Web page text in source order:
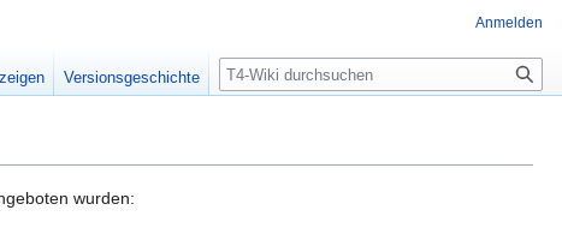
wurden:
Anmelden
Versionsgeschichte Suche